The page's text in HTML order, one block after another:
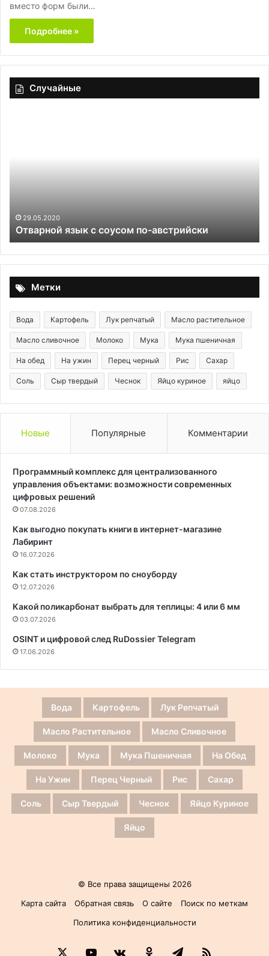
вместо форм были…
Подробнее »
Случайные
с соусом по-австрийски Табуле с
Метки
Вода Картофель Лук репчатый Масло растительное
Масло сливочное Молоко Мука Мука пшеничная
На обед На ужин Перец черный Рис Сахар
Соль Сыр твердый Чеснок Яйцо куриное яйцо
Новые Популярные Комментарии
Программный комплекс для централизованного
управления объектами: возможности современных
цифровых решений
07.08.2026
Как выгодно покупать книги в интернет-магазине
Лабиринт
16.07.2026
Как стать инструктором по сноуборду
12.07.2026
Какой поликарбонат выбрать для теплицы: 4 или 6 мм
03.07.2026
OSINT и цифровой след RuDossier Telegram
17.06.2026
Вода Картофель Лук Репчатый
Масло Растительное Масло Сливочное
Молоко Мука Мука Пшеничная На Обед
На Ужин Перец Черный Рис Сахар
Соль Сыр Твердый Чеснок Яйцо Куриное
Яйцо
© Все права защищены 2026
Карта сайта
Обратная связь О сайте
Поиск по меткам
Политика конфиденциальности
YouTubevk.comОдноклассники
Telegram
RSS